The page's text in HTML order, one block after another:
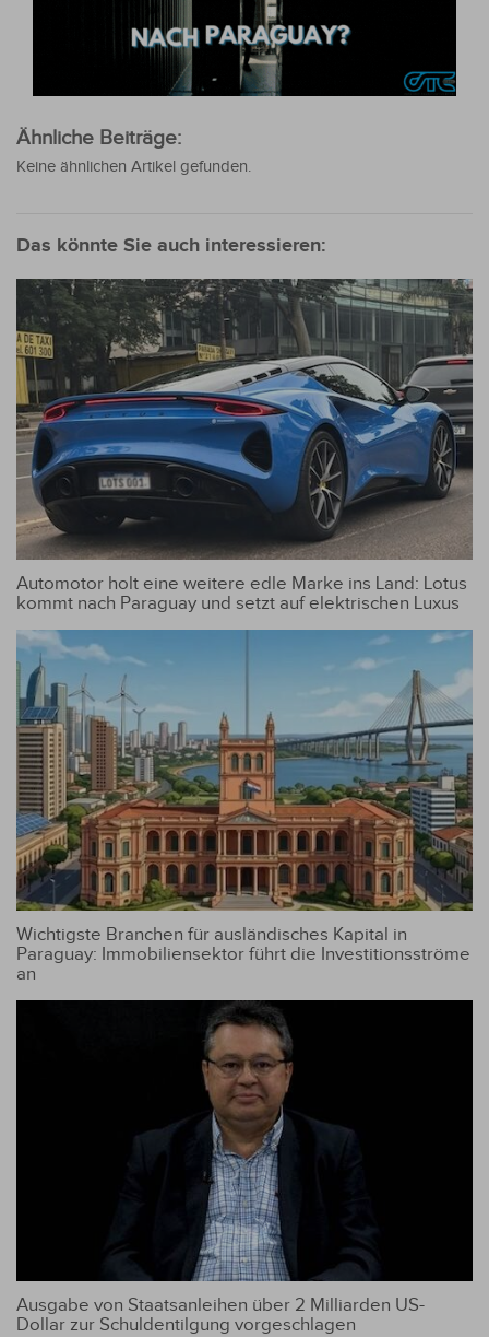
Ähnliche Beiträge:
Keine ähnlichen Artikel gefunden.
Das könnte Sie auch interessieren:
Automotor holt eine weitere edle Marke ins Land: Lotus
kommt nach Paraguay und setzt auf elektrischen Luxus
Wichtigste Branchen für ausländisches Kapital in
Paraguay: Immobiliensektor führt die Investitionsströme
an
Ausgabe von Staatsanleihen über 2 Milliarden US-
Dollar zur Schuldentilgung vorgeschlagen